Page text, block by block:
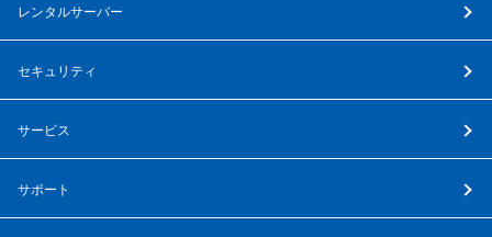
レンタルサーバー
セキュリティ
サービス
サポート